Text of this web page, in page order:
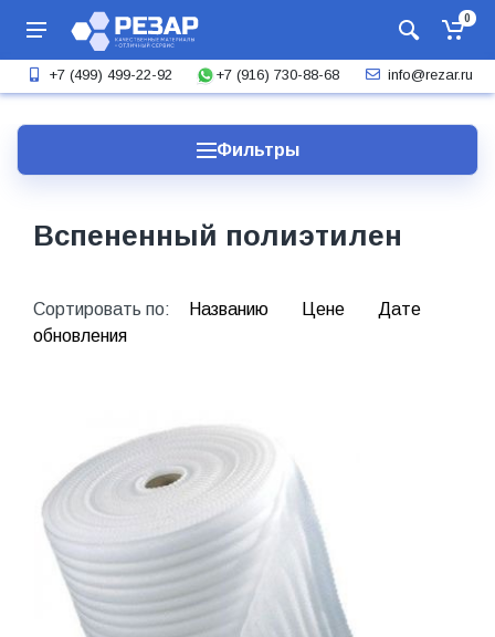
0
+7 (499) 499-22-92 +7 (916) 730-88-68 info@rezar.ru
Фильтры
Вспененный полиэтилен
Сортировать по: Названию Цене
Дате
обновления